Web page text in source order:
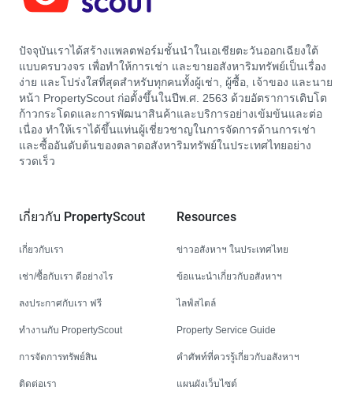
ปัจจุบันเราได้สร้างแพลตฟอร์มชั้นนำในเอเชียตะวันออกเฉียงใต้
แบบครบวงจร เพื่อทำให้การเช่า และขายอสังหาริมทรัพย์เป็นเรื่อง
ง่าย และโปร่งใสที่สุดสำหรับทุกคนทั้งผู้เช่า, ผู้ซื้อ, เจ้าของ และนาย
หน้า PropertyScout ก่อตั้งขึ้นในปีพ.ศ. 2563 ด้วยอัตราการเติบโต
ก้าวกระโดดและการพัฒนาสินค้าและบริการอย่างเข้มข้นและต่อ
เนื่อง ทำให้เราได้ขึ้นแท่นผู้เชี่ยวชาญในการจัดการด้านการเช่า
และซื้ออันดับต้นของตลาดอสังหาริมทรัพย์ในประเทศไทยอย่าง
รวดเร็ว
เกี่ยวกับ PropertyScout
เกี่ยวกับเรา
เช่า/ซื้อกับเรา ดีอย่างไร
ลงประกาศกับเรา ฟรี
ทำงานกับ PropertyScout
การจัดการทรัพย์สิน
ติดต่อเรา
Resources
ข่าวอสังหาฯ ในประเทศไทย
ข้อแนะนำเกี่ยวกับอสังหาฯ
ไลฟ์สไตล์
Property Service Guide
คำศัพท์ที่ควรรู้เกี่ยวกับอสังหาฯ
แผนผังเว็บไซต์